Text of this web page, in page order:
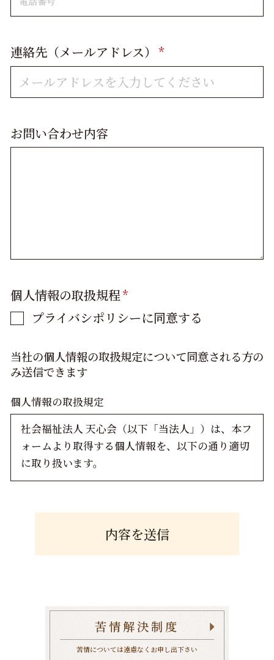
連絡先（メールアドレス） *
お問い合わせ内容
個人情報の取扱規程*
プライバシポリシーに同意する
当社の個人情報の取扱規定について同意される方の
み送信できます
個人情報の取扱規定
社会福祉法人 天心会（以下「当法人」）は、本フ
ォームより取得する個人情報を、以下の通り適切
に取り扱います。
入力いただいた氏名、連絡先、経歴等の個人情報
は、以下の目的のみに使用します。
当法人は、送信された個人情報の漏洩、紛失、改
苦情解決制度
苦情については遠慮なくお申し出下さい